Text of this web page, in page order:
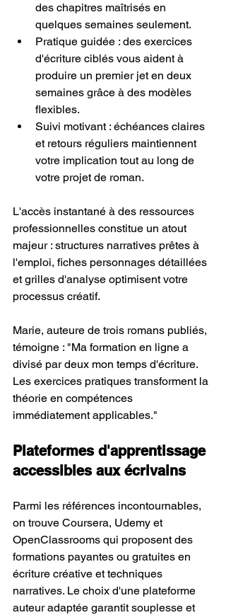
des chapitres maîtrisés en
quelques semaines seulement.
Pratique guidée : des exercices
d'écriture ciblés vous aident à
produire un premier jet en deux
semaines grâce à des modèles
flexibles.
Suivi motivant : échéances claires
et retours réguliers maintiennent
votre implication tout au long de
votre projet de roman.
L'accès instantané à des ressources
professionnelles constitue un atout
majeur : structures narratives prêtes à
l'emploi, fiches personnages détaillées
et grilles d'analyse optimisent votre
processus créatif.
Marie, auteure de trois romans publiés,
témoigne : "Ma formation en ligne a
divisé par deux mon temps d'écriture.
Les exercices pratiques transforment la
théorie en compétences
immédiatement applicables."
Plateformes d'apprentissage
accessibles aux écrivains
Parmi les références incontournables,
on trouve Coursera, Udemy et
OpenClassrooms qui proposent des
formations payantes ou gratuites en
écriture créative et techniques
narratives. Le choix d'une plateforme
auteur adaptée garantit souplesse et